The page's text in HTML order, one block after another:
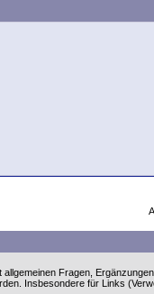
Fragen,
Insbesondere für Links